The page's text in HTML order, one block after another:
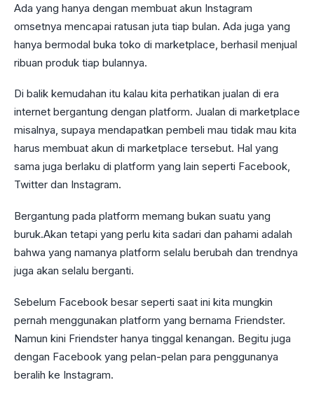
Ada yang hanya dengan membuat akun Instagram
omsetnya mencapai ratusan juta tiap bulan. Ada juga yang
hanya bermodal buka toko di marketplace, berhasil menjual
ribuan produk tiap bulannya.
Di balik kemudahan itu kalau kita perhatikan jualan di era
internet bergantung dengan platform. Jualan di marketplace
misalnya, supaya mendapatkan pembeli mau tidak mau kita
harus membuat akun di marketplace tersebut. Hal yang
sama juga berlaku di platform yang lain seperti Facebook,
Twitter dan Instagram.
Bergantung pada platform memang bukan suatu yang
buruk.Akan tetapi yang perlu kita sadari dan pahami adalah
bahwa yang namanya platform selalu berubah dan trendnya
juga akan selalu berganti.
Sebelum Facebook besar seperti saat ini kita mungkin
pernah menggunakan platform yang bernama Friendster.
Namun kini Friendster hanya tinggal kenangan. Begitu juga
dengan Facebook yang pelan-pelan para penggunanya
beralih ke Instagram.